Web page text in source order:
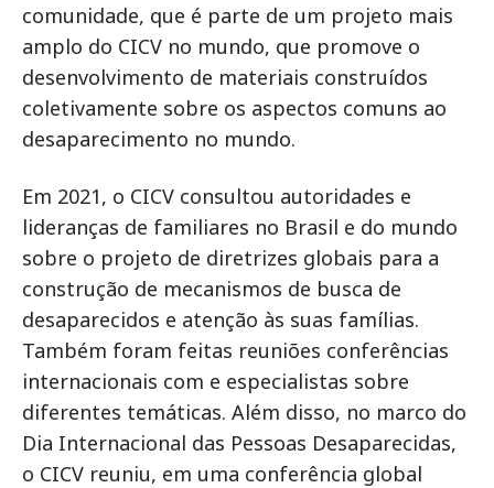
comunidade, que é parte de um projeto mais
amplo do CICV no mundo, que promove o
desenvolvimento de materiais construídos
coletivamente sobre os aspectos comuns ao
desaparecimento no mundo.
Em 2021, o CICV consultou autoridades e
lideranças de familiares no Brasil e do mundo
sobre o projeto de diretrizes globais para a
construção de mecanismos de busca de
desaparecidos e atenção às suas famílias.
Também foram feitas reuniões conferências
internacionais com e especialistas sobre
diferentes temáticas. Além disso, no marco do
Dia Internacional das Pessoas Desaparecidas,
o CICV reuniu, em uma conferência global